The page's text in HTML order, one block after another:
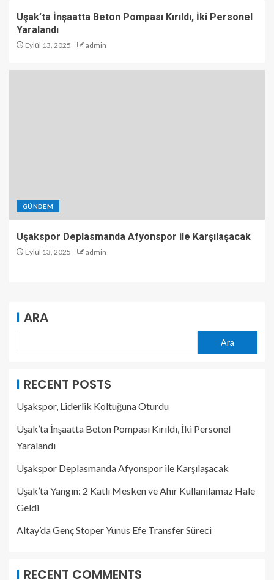
Uşak’ta İnşaatta Beton Pompası Kırıldı, İki Personel
Yaralandı
Eylül 13, 2025 admin
GÜNDEM
Uşakspor Deplasmanda Afyonspor ile Karşılaşacak
Eylül 13, 2025 admin
ARA
Ara
RECENT POSTS
Uşakspor, Liderlik Koltuğuna Oturdu
Uşak’ta İnşaatta Beton Pompası Kırıldı, İki Personel
Yaralandı
Uşakspor Deplasmanda Afyonspor ile Karşılaşacak
Uşak’ta Yangın: 2 Katlı Mesken ve Ahır Kullanılamaz Hale
Geldi
Altay’da Genç Stoper Yunus Efe Transfer Süreci
RECENT COMMENTS